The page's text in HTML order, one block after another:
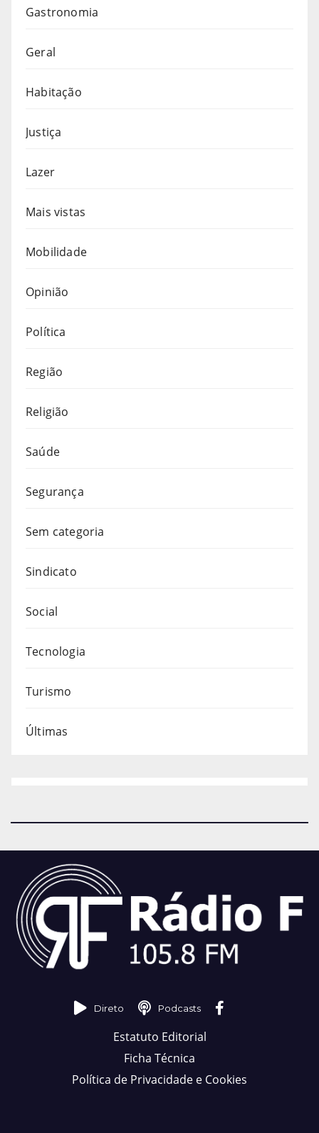
Gastronomia
Geral
Habitação
Justiça
Lazer
Mais vistas
Mobilidade
Opinião
Política
Região
Religião
Saúde
Segurança
Sem categoria
Sindicato
Social
Tecnologia
Turismo
Últimas
Direto Podcasts
Estatuto Editorial
Ficha Técnica
Política de Privacidade e Cookies